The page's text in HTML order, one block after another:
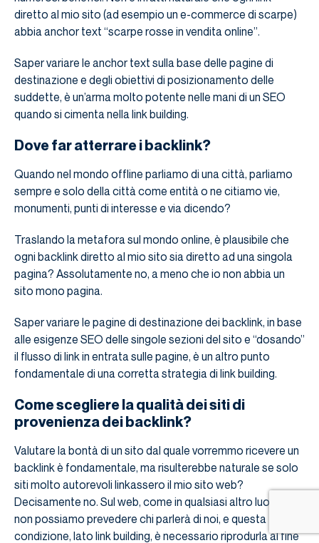
diretto al mio sito (ad esempio un e-commerce di scarpe)
abbia anchor text “scarpe rosse in vendita online”.
Saper variare le anchor text sulla base delle pagine di
destinazione e degli obiettivi di posizionamento delle
suddette, è un’arma molto potente nelle mani di un SEO
quando si cimenta nella link building.
Dove far atterrare i backlink?
Quando nel mondo offline parliamo di una città, parliamo
sempre e solo della città come entità o ne citiamo vie,
monumenti, punti di interesse e via dicendo?
Traslando la metafora sul mondo online, è plausibile che
ogni backlink diretto al mio sito sia diretto ad una singola
pagina? Assolutamente no, a meno che io non abbia un
sito mono pagina.
Saper variare le pagine di destinazione dei backlink, in base
alle esigenze SEO delle singole sezioni del sito e “dosando”
il flusso di link in entrata sulle pagine, è un altro punto
fondamentale di una corretta strategia di link building.
Come scegliere la qualità dei siti di
provenienza dei backlink?
Valutare la bontà di un sito dal quale vorremmo ricevere un
backlink è fondamentale, ma risulterebbe naturale se solo
siti molto autorevoli linkassero il mio sito web?
Decisamente no. Sul web, come in qualsiasi altro luogo,
non possiamo prevedere chi parlerà di noi, e questa
condizione, lato link building, è necessario riprodurla al fine